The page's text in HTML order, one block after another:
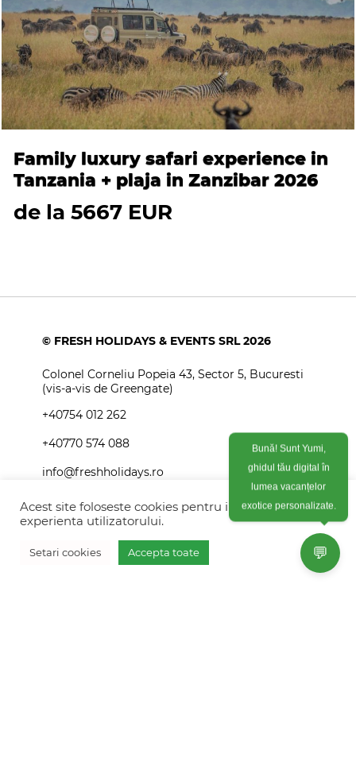
Family luxury safari experience in
Tanzania + plaja in Zanzibar 2026
de la 5667 EUR
Vreau oferta personalizata
© FRESH HOLIDAYS & EVENTS SRL 2026
Colonel Corneliu Popeia 43, Sector 5, Bucuresti
(vis-a-vis de Greengate)
+40754 012 262
+40770 574 088
info@freshholidays.ro
Povestile noastre
Contact Fresh Holidays
Acest site foloseste cookies pentru imbunatati
experienta utilizatorului.
Setari cookies Accepta toate 💬
Bună! Sunt Yumi,
ghidul tău digital în
lumea vacanțelor
exotice personalizate.